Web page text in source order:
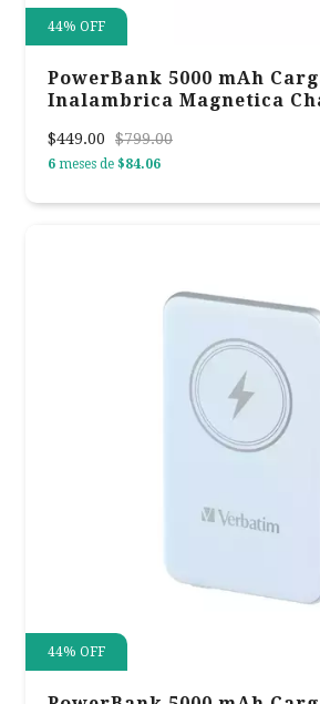
44% OFF
PowerBank 5000 mAh
Inalambrica Magnetica
$449.00 $799.00
6 meses de $84.06
44% OFF